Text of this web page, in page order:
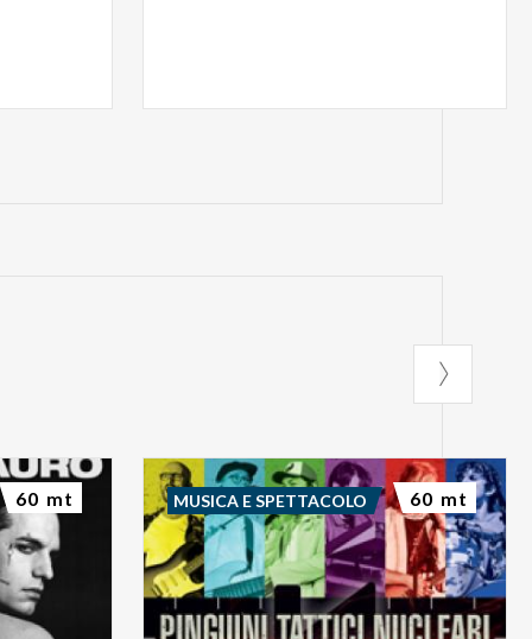
60 mt MUSICA E SPETTACOLO 60 mt